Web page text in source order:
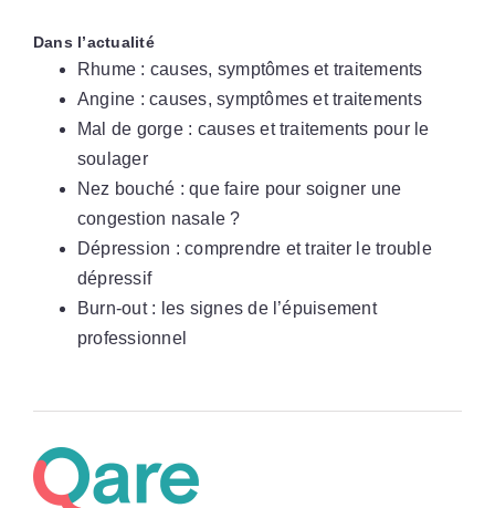
Dans l’actualité
Rhume : causes, symptômes et traitements
Angine : causes, symptômes et traitements
Mal de gorge : causes et traitements pour le
soulager
Nez bouché : que faire pour soigner une
congestion nasale ?
Dépression : comprendre et traiter le trouble
dépressif
Burn-out : les signes de l’épuisement
professionnel